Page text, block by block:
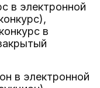
в электронной
в
в электронной